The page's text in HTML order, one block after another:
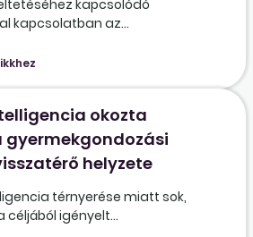
kapcsolódó
kapcsolatban az...
okozta
gyermekgondozási
helyzete
térnyerése miatt sok,
igényelt...